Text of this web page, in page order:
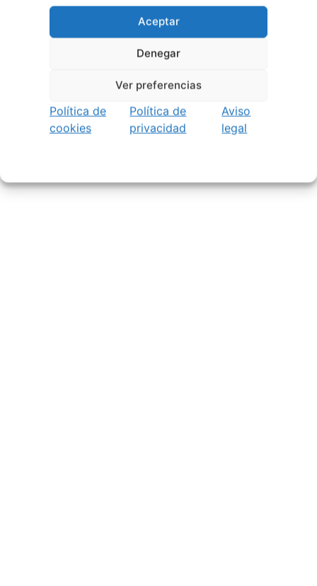
Aceptar
Denegar
Ver preferencias
Política de
cookies
Política de
privacidad
Aviso
legal
de Pontevedra reunirá a grandes músicos del 3
al 7 de agosto
27 julio, 2026
Vilaboa | Verano Cultural 2026